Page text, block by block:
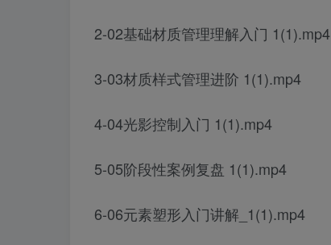
2-02基础材质管理理解入门 1(1).mp4
3-03材质样式管理进阶 1(1).mp4
4-04光影控制入门 1(1).mp4
5-05阶段性案例复盘 1(1).mp4
6-06元素塑形入门讲解_1(1).mp4